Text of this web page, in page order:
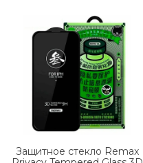
Защитное стекло Remax